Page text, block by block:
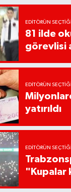
EDITÖRÜN SEÇTIĞI
81 ilde
görevlisi
EDITÖRÜN SEÇTIĞI
yatırıldı
EDITÖRÜN SEÇTIĞI
"Kupalar